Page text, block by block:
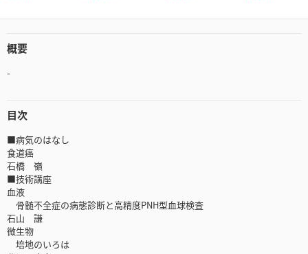
概要
-
目次
■病気のはなし
食道癌
石橋 嶺
■技術講座
血液
骨髄不全症の病態診断と高精度PNH型血球検査
石山 謙
微生物
培地のいろは